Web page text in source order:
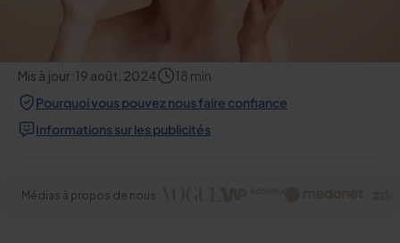
Mis à jour:19 août, 2024 18 min
Pourquoi vous pouvez nous faire confiance
Informations sur les publicités
Médias à propos de nous :